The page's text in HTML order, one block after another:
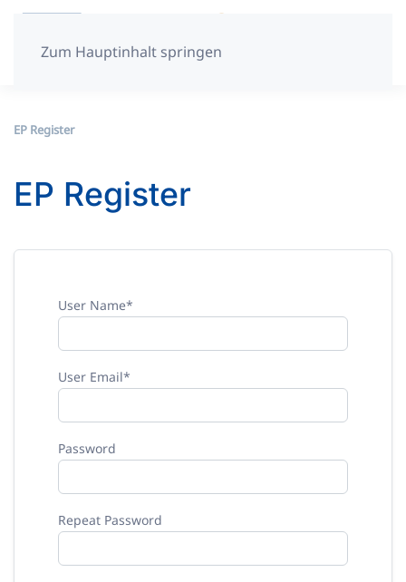
Zum Hauptinhalt springen
EP Register
EP Register
User Name*
User Email*
Password
Repeat Password